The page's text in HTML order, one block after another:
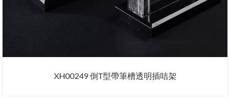
XH00249 倒T型帶筆槽透明插咭架